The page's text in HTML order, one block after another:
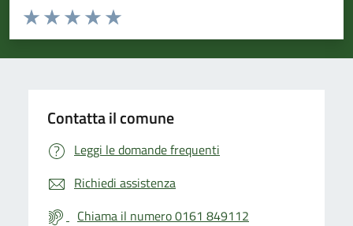
Valuta da 1 a 5 stelle la pagina
Valuta 5 stelle su 5
Valuta 4 stelle su 5
Valuta 3 stelle su 5
Valuta 2 stelle su 5
Valuta 1 stelle su 5
Contatta il comune
Leggi le domande frequenti
Richiedi assistenza
Chiama il numero 0161 849112